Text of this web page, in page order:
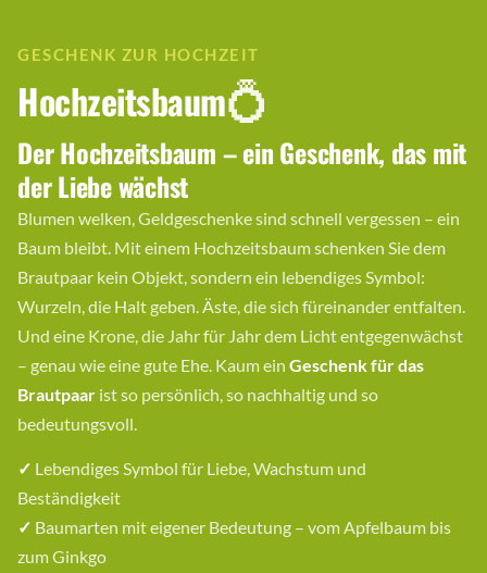
GESCHENK ZUR HOCHZEIT
Hochzeitsbaum💍
Der Hochzeitsbaum – ein Geschenk, das mit
der Liebe wächst
Blumen welken, Geldgeschenke sind schnell vergessen – ein
Baum bleibt. Mit einem Hochzeitsbaum schenken Sie dem
Brautpaar kein Objekt, sondern ein lebendiges Symbol:
Wurzeln, die Halt geben. Äste, die sich füreinander entfalten.
Und eine Krone, die Jahr für Jahr dem Licht entgegenwächst
– genau wie eine gute Ehe. Kaum ein Geschenk für das
Brautpaar ist so persönlich, so nachhaltig und so
bedeutungsvoll.
✓ Lebendiges Symbol für Liebe, Wachstum und
Beständigkeit
✓ Baumarten mit eigener Bedeutung – vom Apfelbaum bis
zum Ginkgo